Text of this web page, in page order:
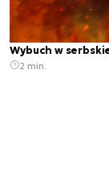
Wybuch w
2 min.